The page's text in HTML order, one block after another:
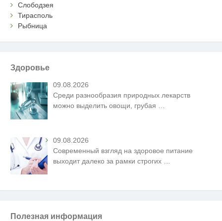
Слободзея
Тирасполь
Рыбница
Здоровье
09.08.2026
Среди разнообразия природных лекарств
можно выделить овощи, грубая …
09.08.2026
Современный взгляд на здоровое питание
выходит далеко за рамки строгих
Полезная информация